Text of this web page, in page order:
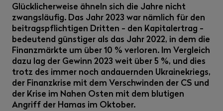
Glücklicherweise ähneln sich die Jahre nicht
zwangsläufig. Das Jahr 2023 war nämlich für den
beitragspflichtigen Dritten - den Kapitalertrag -
bedeutend günstiger als das Jahr 2022, in dem die
Finanzmärkte um über 10 % verloren. Im Vergleich
dazu lag der Gewinn 2023 weit über 5 %, und dies
trotz des immer noch andauernden Ukrainekriegs,
der Finanzkrise mit dem Verschwinden der CS und
der Krise im Nahen Osten mit dem blutigen
Angriff der Hamas im Oktober.